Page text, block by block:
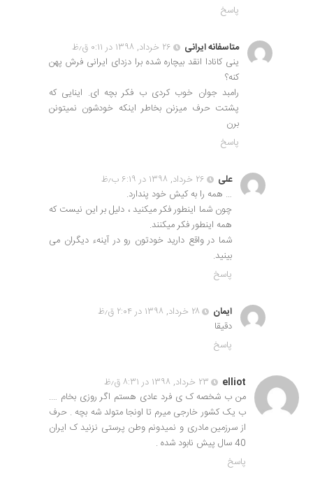
پاسخ
متاسفانه ایرانی
۲۶ خرداد, ۱۳۹۸ در ۰:۱۱ ق٫ظ
ینی کانادا انقد بیچاره شده برا دزدای ایرانی فرش پهن
کنه؟
رامبد جوان خوب کردی ب فکر بچه ای. اینایی که
پشتت حرف میزنن بخاطر اینکه خودشون نمیتونن
برن
پاسخ
علی
۲۶ خرداد, ۱۳۹۸ در ۶:۱۹ ب٫ظ
… همه را به کیش خود پندارد.
چون شما اینطور فکر میکنید ، دلیل بر این نیست که
همه اینطور فکر میکنند.
شما در واقع دارید خودتون رو در آینهء دیگران می
بینید.
پاسخ
ایمان
۲۸ خرداد, ۱۳۹۸ در ۲:۰۴ ق٫ظ
دقیقا
پاسخ
elliot
۲۳ خرداد, ۱۳۹۸ در ۸:۳۱ ق٫ظ
من ب شخصه ک ی فرد عادی هستم اگر روزی بخام ….
ب یک کشور خارجی میرم تا اونجا متولد شه بچه . حرف
از سرزمین مادری و نمیدونم وطن پرستی نزنید ک ایران
40 سال پیش نابود شده .
پاسخ